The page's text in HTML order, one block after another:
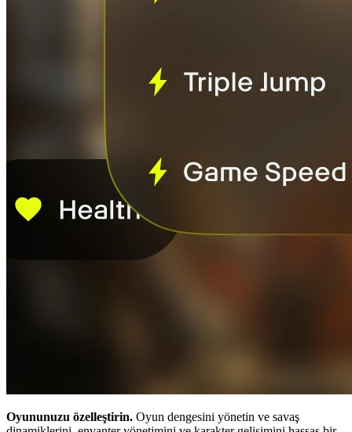
Oyununuzu özelleştirin. Oyun dengesini yönetin ve savaş